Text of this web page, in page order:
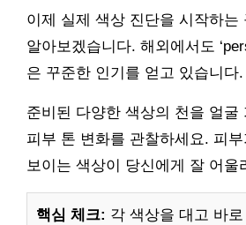
이제 실제 색상 진단을 시작하는
알아보겠습니다. 해외에서도
은 꾸준한 인기를 얻고 있습니다.
준비된 다양한 색상의 천을 얼굴
피부 톤 변화를 관찰하세요. 피
보이는 색상이 당신에게 잘 어울
핵심 체크: 각 색상을 대고 바